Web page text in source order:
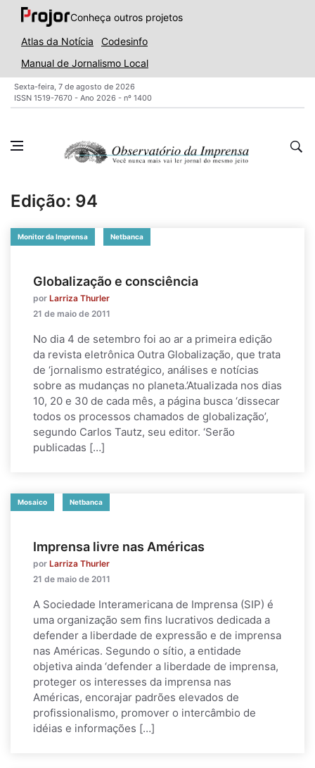
Conheça outros projetos
Atlas da Notícia
Codesinfo
Manual de Jornalismo Local
Sexta-feira, 7 de agosto de 2026
ISSN 1519-7670 - Ano 2026 - nº 1400
Edição: 94
Monitor da Imprensa Netbanca
Globalização e consciência
por Larriza Thurler
21 de maio de 2011
No dia 4 de setembro foi ao ar a primeira edição
da revista eletrônica Outra Globalização, que trata
de ‘jornalismo estratégico, análises e notícias
sobre as mudanças no planeta.’Atualizada nos dias
10, 20 e 30 de cada mês, a página busca ‘dissecar
todos os processos chamados de globalização’,
segundo Carlos Tautz, seu editor. ‘Serão
publicadas […]
Mosaico Netbanca
Imprensa livre nas Américas
por Larriza Thurler
21 de maio de 2011
A Sociedade Interamericana de Imprensa (SIP) é
uma organização sem fins lucrativos dedicada a
defender a liberdade de expressão e de imprensa
nas Américas. Segundo o sítio, a entidade
objetiva ainda ‘defender a liberdade de imprensa,
proteger os interesses da imprensa nas
Américas, encorajar padrões elevados de
profissionalismo, promover o intercâmbio de
idéias e informações […]